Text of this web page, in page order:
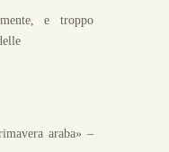
e troppo
araba» –